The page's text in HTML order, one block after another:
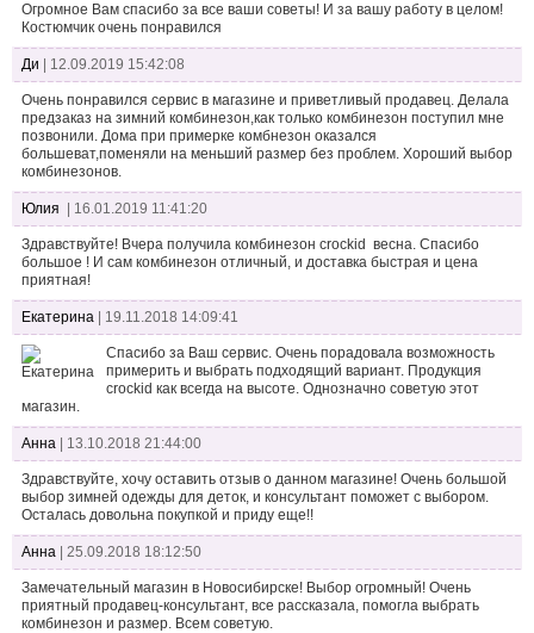
Огромное Вам спасибо за все ваши советы! И за вашу работу в целом!
Костюмчик очень понравился
Ди | 12.09.2019 15:42:08
Очень понравился сервис в магазине и приветливый продавец. Делала
предзаказ на зимний комбинезон,как только комбинезон поступил мне
позвонили. Дома при примерке комбнезон оказался
большеват,поменяли на меньший размер без проблем. Хороший выбор
комбинезонов.
Юлия | 16.01.2019 11:41:20
Здравствуйте! Вчера получила комбинезон crockid весна. Спасибо
большое ! И сам комбинезон отличный, и доставка быстрая и цена
приятная!
Екатерина | 19.11.2018 14:09:41
Спасибо за Ваш сервис. Очень порадовала возможность
примерить и выбрать подходящий вариант. Продукция
crockid как всегда на высоте. Однозначно советую этот
магазин.
Анна | 13.10.2018 21:44:00
Здравствуйте, хочу оставить отзыв о данном магазине! Очень большой
выбор зимней одежды для деток, и консультант поможет с выбором.
Осталась довольна покупкой и приду еще!!
Анна | 25.09.2018 18:12:50
Замечательный магазин в Новосибирске! Выбор огромный! Очень
приятный продавец-консультант, все рассказала, помогла выбрать
комбинезон и размер. Всем советую.